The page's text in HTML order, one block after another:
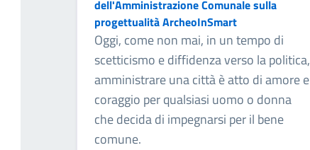
dell'Amministrazione Comunale sulla
progettualità ArcheoInSmart
Oggi, come non mai, in un tempo di
scetticismo e diffidenza verso la politica,
amministrare una città è atto di amore e
coraggio per qualsiasi uomo o donna
che decida di impegnarsi per il bene
comune.